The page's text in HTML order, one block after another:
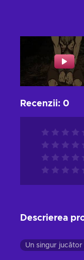
Recenzii: 0
Descrierea
Un singur